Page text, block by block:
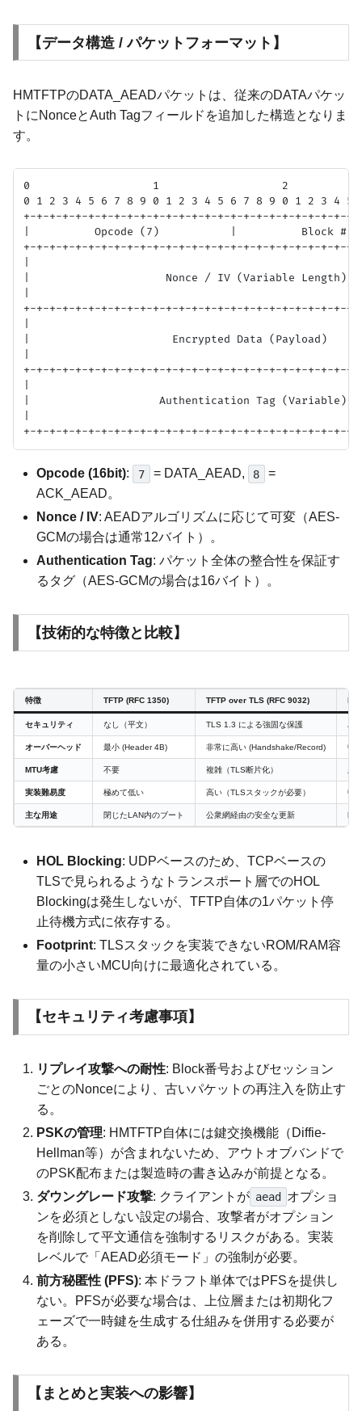
【データ構造 / パケットフォーマット】
HMTFTPのDATA_AEADパケットは、従来のDATAパケッ
トにNonceとAuth Tagフィールドを追加した構造となりま
す。
0                   1                   2
0 1 2 3 4 5 6 7 8 9 0 1 2 3 4 5 6 7 8 9 0 1 2 3 4 5
+-+-+-+-+-+-+-+-+-+-+-+-+-+-+-+-+-+-+-+-+-+-+-+-+-
|          Opcode (7)           |          Block
+-+-+-+-+-+-+-+-+-+-+-+-+-+-+-+-+-+-+-+-+-+-+-+-+-
|                     Nonce / IV (Variable
+-+-+-+-+-+-+-+-+-+-+-+-+-+-+-+-+-+-+-+-+-+-+-+-+-
|                      Encrypted Data (Payload)
+-+-+-+-+-+-+-+-+-+-+-+-+-+-+-+-+-+-+-+-+-+-+-+-+-
|                    Authentication Tag
Opcode (16bit): 7 = DATA_AEAD, 8
=
ACK_AEAD。
Nonce / IV: AEADアルゴリズムに応じて可変（AES-
GCMの場合は通常12バイト）。
Authentication Tag: パケット全体の整合性を保証す
るタグ（AES-GCMの場合は16バイト）。
【技術的な特徴と比較】
特徴 TFTP (RFC 1350) TFTP over TLS (RFC 9032)
セキュリティ なし（平文） TLS 1.3 による強固な保護
オーバーヘッド 最小 (Header 4B) 非常に高い (Handshake/Record) 中
MTU考慮 不要 複雑（TLS断片化） 必
実装難易度 極めて低い 高い（TLSスタックが必要） 中
主な用途 閉じたLAN内のブート 公衆網経由の安全な更新
HOL Blocking: UDPベースのため、TCPベースの
TLSで見られるようなトランスポート層でのHOL
Blockingは発生しないが、TFTP自体の1パケット停
止待機方式に依存する。
Footprint: TLSスタックを実装できないROM/RAM容
量の小さいMCU向けに最適化されている。
【セキュリティ考慮事項】
リプレイ攻撃への耐性: Block番号およびセッション
ごとのNonceにより、古いパケットの再注入を防止す
る。
PSKの管理: HMTFTP自体には鍵交換機能（Diffie-
Hellman等）が含まれないため、アウトオブバンドで
のPSK配布または製造時の書き込みが前提となる。
ダウングレード攻撃: クライアントが aead
オプショ
ンを必須としない設定の場合、攻撃者がオプション
を削除して平文通信を強制するリスクがある。実装
レベルで「AEAD必須モード」の強制が必要。
前方秘匿性 (PFS): 本ドラフト単体ではPFSを提供し
ない。PFSが必要な場合は、上位層または初期化フ
ェーズで一時鍵を生成する仕組みを併用する必要が
ある。
【まとめと実装への影響】